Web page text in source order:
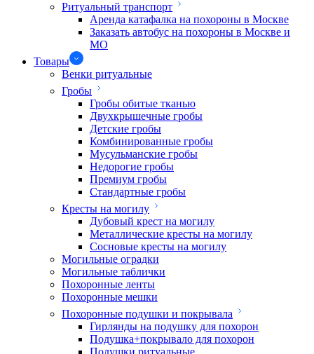
Ритуальный транспорт
Аренда катафалка на похороны в Москве
Заказать автобус на похороны в Москве и
МО
Товары
Венки ритуальные
Гробы
Гробы обитые тканью
Двухкрышечные гробы
Детские гробы
Комбинированные гробы
Мусульманские гробы
Недорогие гробы
Премиум гробы
Стандартные гробы
Кресты на могилу
Дубовый крест на могилу
Металлические кресты на могилу
Сосновые кресты на могилу
Могильные оградки
Могильные таблички
Похоронные ленты
Похоронные мешки
Похоронные подушки и покрывала
Гирлянды на подушку для похорон
Подушка+покрывало для похорон
Подушки ритуальные